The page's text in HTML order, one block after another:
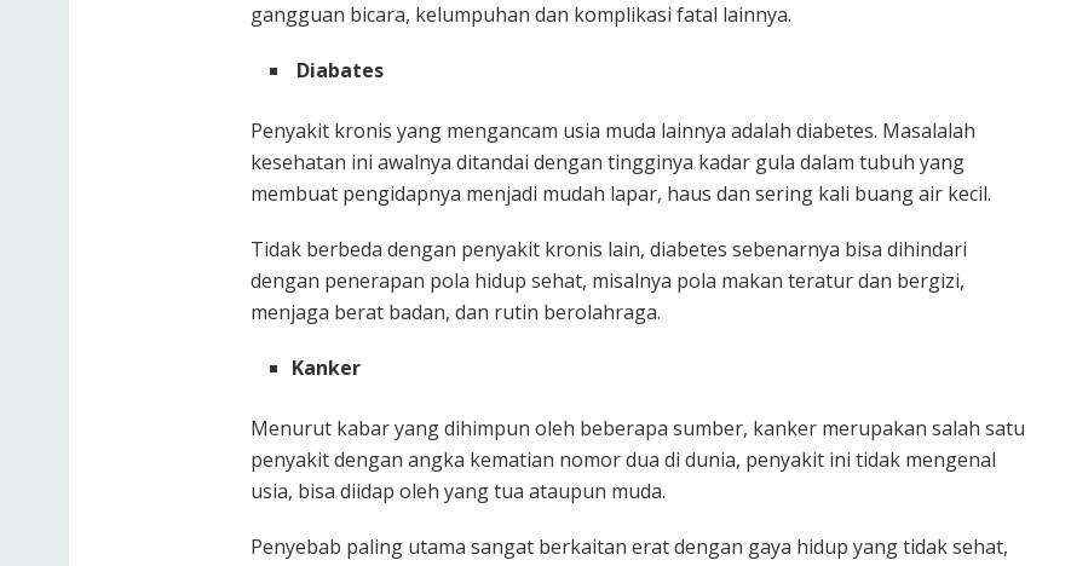
gangguan bicara, kelumpuhan dan komplikasi fatal lainnya.
Diabates
Penyakit kronis yang mengancam usia muda lainnya adalah diabetes. Masalalah
kesehatan ini awalnya ditandai dengan tingginya kadar gula dalam tubuh yang
membuat pengidapnya menjadi mudah lapar, haus dan sering kali buang air kecil.
Tidak berbeda dengan penyakit kronis lain, diabetes sebenarnya bisa dihindari
dengan penerapan pola hidup sehat, misalnya pola makan teratur dan bergizi,
menjaga berat badan, dan rutin berolahraga.
Kanker
Menurut kabar yang dihimpun oleh beberapa sumber, kanker merupakan salah satu
penyakit dengan angka kematian nomor dua di dunia, penyakit ini tidak mengenal
usia, bisa diidap oleh yang tua ataupun muda.
Penyebab paling utama sangat berkaitan erat dengan gaya hidup yang tidak sehat,